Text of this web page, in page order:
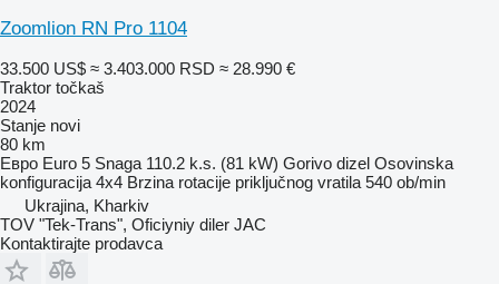
Zoomlion RN Pro 1104
33.500 US$ ≈ 3.403.000 RSD ≈ 28.990 €
Traktor točkaš
2024
Stanje novi
80 km
Евро Euro 5 Snaga 110.2 k.s. (81 kW) Gorivo dizel Osovinska
konfiguracija 4x4 Brzina rotacije priključnog vratila 540 ob/min
Ukrajina, Kharkiv
TOV "Tek-Trans", Oficiyniy diler JAC
Kontaktirajte prodavca